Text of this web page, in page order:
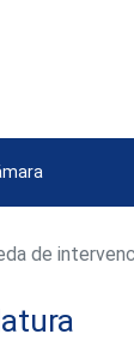
de